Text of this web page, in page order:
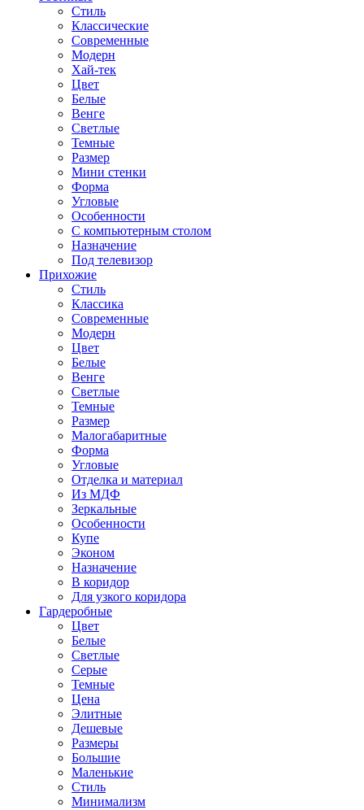
Стиль
Классические
Современные
Модерн
Хай-тек
Цвет
Белые
Венге
Светлые
Темные
Размер
Мини стенки
Форма
Угловые
Особенности
С компьютерным столом
Назначение
Под телевизор
Прихожие
Стиль
Классика
Современные
Модерн
Цвет
Белые
Венге
Светлые
Темные
Размер
Малогабаритные
Форма
Угловые
Отделка и материал
Из МДФ
Зеркальные
Особенности
Купе
Эконом
Назначение
В коридор
Для узкого коридора
Гардеробные
Цвет
Белые
Светлые
Серые
Темные
Цена
Элитные
Дешевые
Размеры
Большие
Маленькие
Стиль
Минимализм